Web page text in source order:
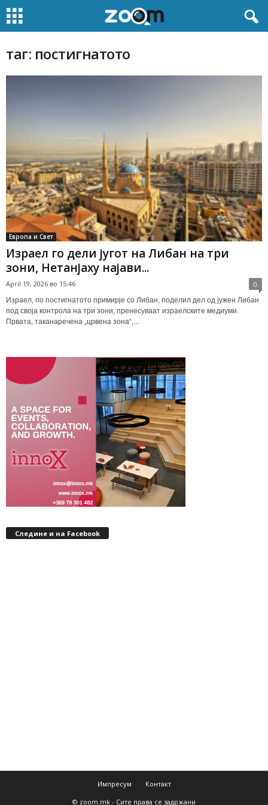
таг: постигнатото
Европа и Свет
Израел го дели југот на Либан на три
зони, Нетанјаху најави...
April 19, 2026 во 15:46 0
Израел, по постигнатото примирје со Либан, поделил дел од јужен Либан
под своја контрола на три зони, пренесуваат израелските медиуми.
Првата, таканаречена „црвена зона“,...
Следине и на Facebook
Импресум
Контакт
© zoom.mk - Сите права се задржани